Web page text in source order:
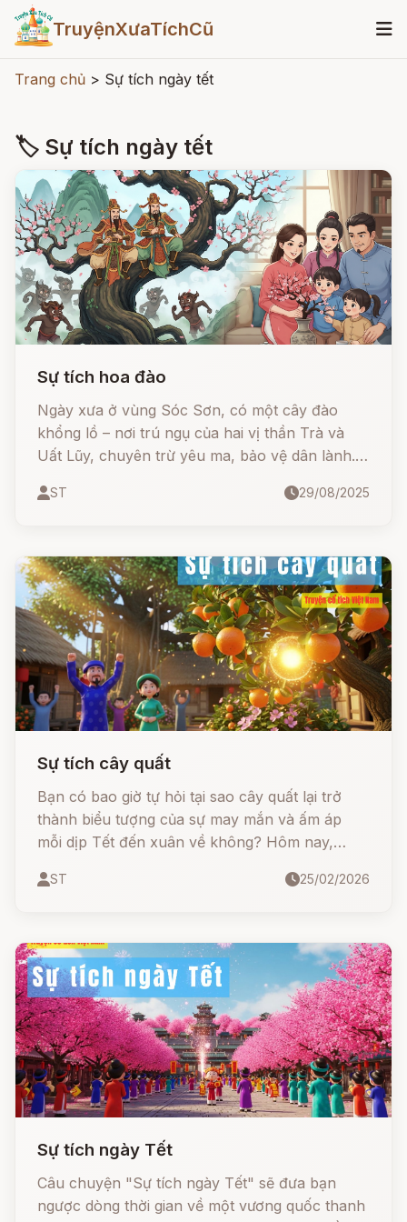
TruyệnXưaTíchCũ
Trang chủ > Sự tích ngày tết
🏷 Sự tích ngày tết
Sự tích hoa đào
Ngày xưa ở vùng Sóc Sơn, có một cây đào
khổng lồ – nơi trú ngụ của hai vị thần Trà và
Uất Lũy, chuyên trừ yêu ma, bảo vệ dân lành.
lên thiên đình chầu Ngọc Hoàng, lũ ma quỷ lại
đuổi tà ma.
ST 29/08/2025
Sự tích cây quất
Bạn có bao giờ tự hỏi tại sao cây quất lại trở
thành biểu tượng của sự may mắn và ấm áp
mỗi dịp Tết đến xuân về không? Hôm nay,
làng quê xưa để gặp gỡ Quất Giỏi nhé!
ST 25/02/2026
Sự tích ngày Tết
Câu chuyện "Sự tích ngày Tết" sẽ đưa bạn
ngược dòng thời gian về một vương quốc thanh